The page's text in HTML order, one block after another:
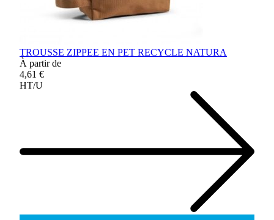
TROUSSE ZIPPEE EN PET RECYCLE NATURA
À partir de
4,61 €
HT/U